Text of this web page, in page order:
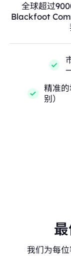
全球超过
Blackfoot
精准
别）
我们为每位